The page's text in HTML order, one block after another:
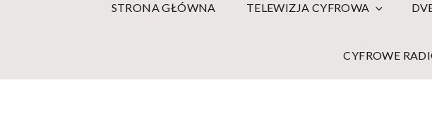
STRONA GŁÓWNA TELEWIZJA CYFROWA
CYFROWE